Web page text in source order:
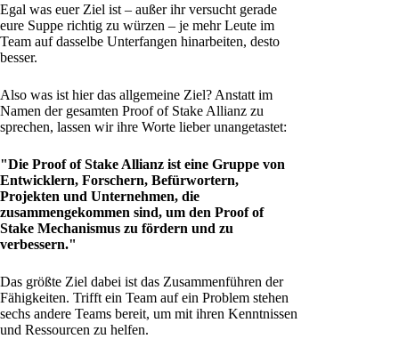
Egal was euer Ziel ist – außer ihr versucht gerade
eure Suppe richtig zu würzen – je mehr Leute im
Team auf dasselbe Unterfangen hinarbeiten, desto
besser.
Also was ist hier das allgemeine Ziel? Anstatt im
Namen der gesamten Proof of Stake Allianz zu
sprechen, lassen wir ihre Worte lieber unangetastet:
"Die Proof of Stake Allianz ist eine Gruppe von
Entwicklern, Forschern, Befürwortern,
Projekten und Unternehmen, die
zusammengekommen sind, um den Proof of
Stake Mechanismus zu fördern und zu
verbessern."
Das größte Ziel dabei ist das Zusammenführen der
Fähigkeiten. Trifft ein Team auf ein Problem stehen
sechs andere Teams bereit, um mit ihren Kenntnissen
und Ressourcen zu helfen.